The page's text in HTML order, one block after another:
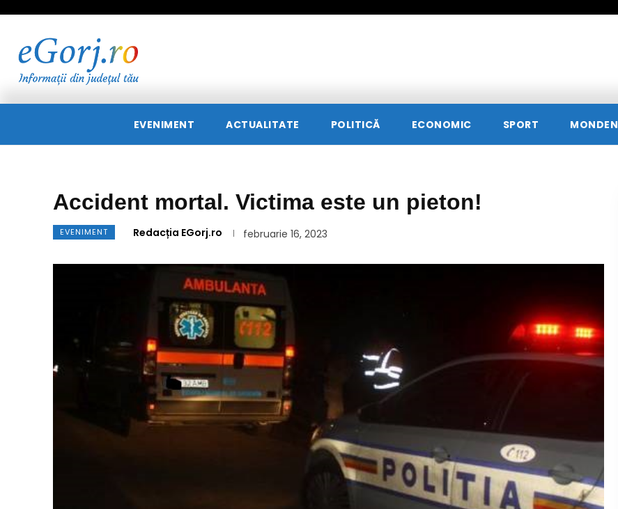
EVENIMENT ACTUALITATE POLITICĂ ECONOMIC SPORT MONDEN
Accident mortal. Victima este un pieton!
EVENIMENT Redacția EGorj.ro februarie 16, 2023